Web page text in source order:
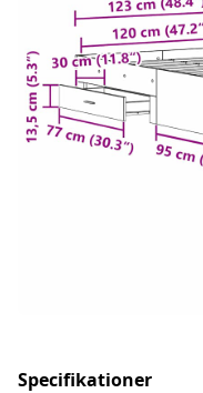
Specifikationer